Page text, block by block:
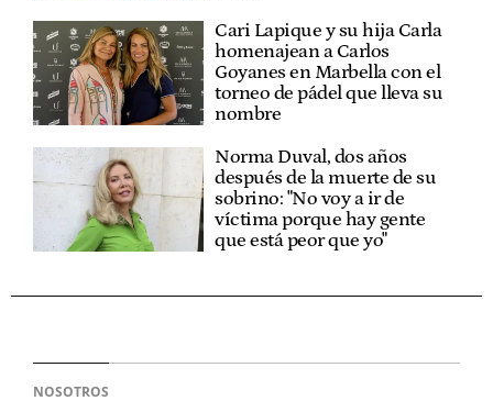
Cari Lapique y su hija Carla
homenajean a Carlos
Goyanes en Marbella con el
torneo de pádel que lleva su
nombre
Norma Duval, dos años
después de la muerte de su
sobrino: "No voy a ir de
víctima porque hay gente
que está peor que yo"
NOSOTROS